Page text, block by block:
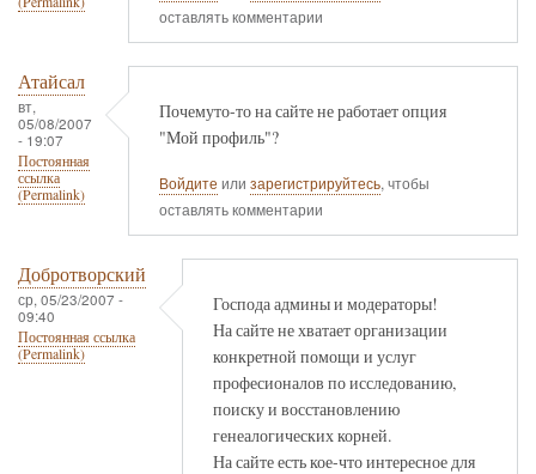
оставлять комментарии
Атайсал
вт,
05/08/2007
- 19:07
Постоянная
ссылка
(Permalink)
Почемуто-то на сайте не работает опция
"Мой профиль"?
Войдите или зарегистрируйтесь, чтобы
оставлять комментарии
Добротворский
ср, 05/23/2007 -
09:40
Постоянная ссылка
(Permalink)
Господа админы и модераторы!
На сайте не хватает организации
конкретной помощи и услуг
професионалов по исследованию,
поиску и восстановлению
генеалогических корней.
На сайте есть кое-что интересное для